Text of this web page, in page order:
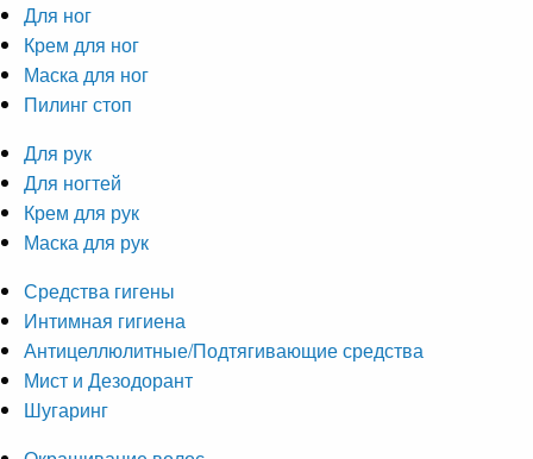
Для ног
Крем для ног
Маска для ног
Пилинг стоп
Для рук
Для ногтей
Крем для рук
Маска для рук
Средства гигены
Интимная гигиена
Антицеллюлитные/Подтягивающие средства
Мист и Дезодорант
Шугаринг